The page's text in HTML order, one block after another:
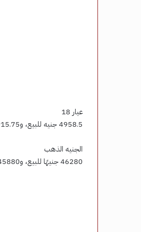
عيار 18
4958.5 جنيه للبيع، و4915.75 جنيه للشراء.
الجنيه الذهب
46280 جنيهًا للبيع، و45880 جنيهًا للشراء.